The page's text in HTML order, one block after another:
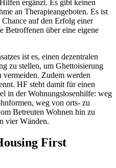
ergänzt. Es gibt keinen
an Therapieangeboten. Es ist
Chance auf den Erfolg einer
Betroffenen über eine eigene
ist es, einen dezentralen
zu stellen, um Ghettoisierung
Zudem werden
HF steht damit für einen
in der Wohnungslosenhilfe: weg
weg von orts- zu
Betreuten Wohnen hin zu
vier Wänden.
First